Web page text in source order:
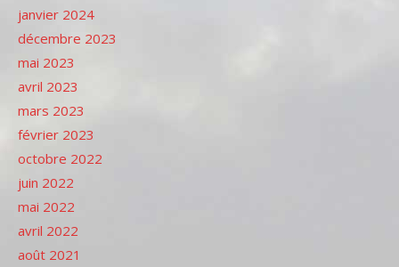
janvier 2024
décembre 2023
mai 2023
avril 2023
mars 2023
février 2023
octobre 2022
juin 2022
mai 2022
avril 2022
août 2021